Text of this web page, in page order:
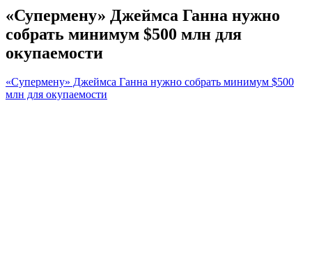
«Супермену» Джеймса Ганна нужно
собрать минимум $500 млн для
окупаемости
«Супермену» Джеймса Ганна нужно собрать минимум $500
млн для окупаемости